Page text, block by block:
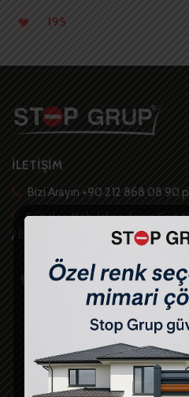
195
İLETİŞİM
Bizi Arayın +90 212 868 08 90
Güzelce Mah. İskenderun Cad.
/ İSTANBUL -TR
Hızlı